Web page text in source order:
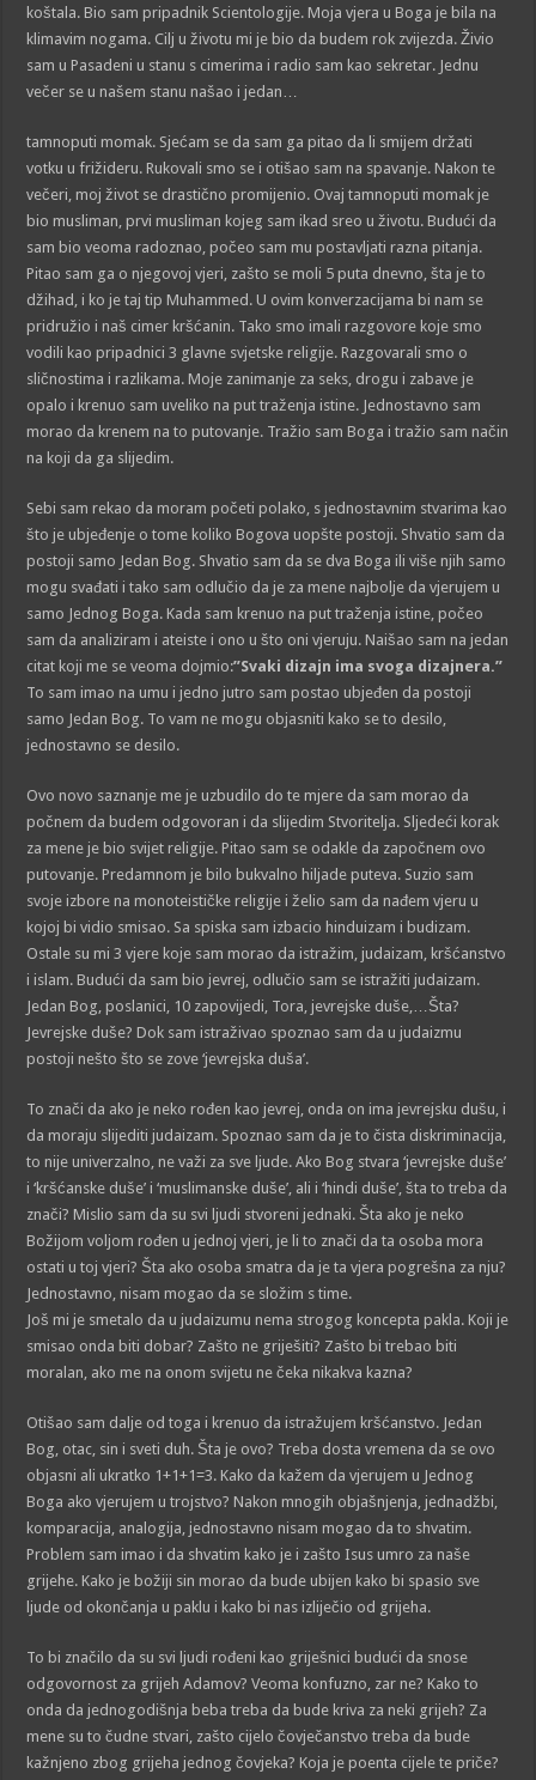
koštala. Bio sam pripadnik Scientologije. Moja vjera u Boga je bila na
klimavim nogama. Cilj u životu mi je bio da budem rok zvijezda. Živio
sam u Pasadeni u stanu s cimerima i radio sam kao sekretar. Jednu
večer se u našem stanu našao i jedan…
tamnoputi momak. Sjećam se da sam ga pitao da li smijem držati
votku u frižideru. Rukovali smo se i otišao sam na spavanje. Nakon te
večeri, moj život se drastično promijenio. Ovaj tamnoputi momak je
bio musliman, prvi musliman kojeg sam ikad sreo u životu. Budući da
sam bio veoma radoznao, počeo sam mu postavljati razna pitanja.
Pitao sam ga o njegovoj vjeri, zašto se moli 5 puta dnevno, šta je to
džihad, i ko je taj tip Muhammed. U ovim konverzacijama bi nam se
pridružio i naš cimer kršćanin. Tako smo imali razgovore koje smo
vodili kao pripadnici 3 glavne svjetske religije. Razgovarali smo o
sličnostima i razlikama. Moje zanimanje za seks, drogu i zabave je
opalo i krenuo sam uveliko na put traženja istine. Jednostavno sam
morao da krenem na to putovanje. Tražio sam Boga i tražio sam način
na koji da ga slijedim.
Sebi sam rekao da moram početi polako, s jednostavnim stvarima kao
što je ubjeđenje o tome koliko Bogova uopšte postoji. Shvatio sam da
postoji samo Jedan Bog. Shvatio sam da se dva Boga ili više njih samo
mogu svađati i tako sam odlučio da je za mene najbolje da vjerujem u
samo Jednog Boga. Kada sam krenuo na put traženja istine, počeo
sam da analiziram i ateiste i ono u što oni vjeruju. Naišao sam na jedan
citat koji me se veoma dojmio:”Svaki dizajn ima svoga dizajnera.”
To sam imao na umu i jedno jutro sam postao ubjeđen da postoji
samo Jedan Bog. To vam ne mogu objasniti kako se to desilo,
jednostavno se desilo.
Ovo novo saznanje me je uzbudilo do te mjere da sam morao da
počnem da budem odgovoran i da slijedim Stvoritelja. Sljedeći korak
za mene je bio svijet religije. Pitao sam se odakle da započnem ovo
putovanje. Predamnom je bilo bukvalno hiljade puteva. Suzio sam
svoje izbore na monoteističke religije i želio sam da nađem vjeru u
kojoj bi vidio smisao. Sa spiska sam izbacio hinduizam i budizam.
Ostale su mi 3 vjere koje sam morao da istražim, judaizam, kršćanstvo
i islam. Budući da sam bio jevrej, odlučio sam se istražiti judaizam.
Jedan Bog, poslanici, 10 zapovijedi, Tora, jevrejske duše,…Šta?
Jevrejske duše? Dok sam istraživao spoznao sam da u judaizmu
postoji nešto što se zove ‘jevrejska duša’.
To znači da ako je neko rođen kao jevrej, onda on ima jevrejsku dušu, i
da moraju slijediti judaizam. Spoznao sam da je to čista diskriminacija,
to nije univerzalno, ne važi za sve ljude. Ako Bog stvara ‘jevrejske duše’
i ‘kršćanske duše’ i ‘muslimanske duše’, ali i ‘hindi duše’, šta to treba da
znači? Mislio sam da su svi ljudi stvoreni jednaki. Šta ako je neko
Božijom voljom rođen u jednoj vjeri, je li to znači da ta osoba mora
ostati u toj vjeri? Šta ako osoba smatra da je ta vjera pogrešna za nju?
Jednostavno, nisam mogao da se složim s time.
Još mi je smetalo da u judaizumu nema strogog koncepta pakla. Koji je
smisao onda biti dobar? Zašto ne griješiti? Zašto bi trebao biti
moralan, ako me na onom svijetu ne čeka nikakva kazna?
Otišao sam dalje od toga i krenuo da istražujem kršćanstvo. Jedan
Bog, otac, sin i sveti duh. Šta je ovo? Treba dosta vremena da se ovo
objasni ali ukratko 1+1+1=3. Kako da kažem da vjerujem u Jednog
Boga ako vjerujem u trojstvo? Nakon mnogih objašnjenja, jednadžbi,
komparacija, analogija, jednostavno nisam mogao da to shvatim.
Problem sam imao i da shvatim kako je i zašto Isus umro za naše
grijehe. Kako je božiji sin morao da bude ubijen kako bi spasio sve
ljude od okončanja u paklu i kako bi nas izliječio od grijeha.
To bi značilo da su svi ljudi rođeni kao griješnici budući da snose
odgovornost za grijeh Adamov? Veoma konfuzno, zar ne? Kako to
onda da jednogodišnja beba treba da bude kriva za neki grijeh? Za
mene su to čudne stvari, zašto cijelo čovječanstvo treba da bude
kažnjeno zbog grijeha jednog čovjeka? Koja je poenta cijele te priče?